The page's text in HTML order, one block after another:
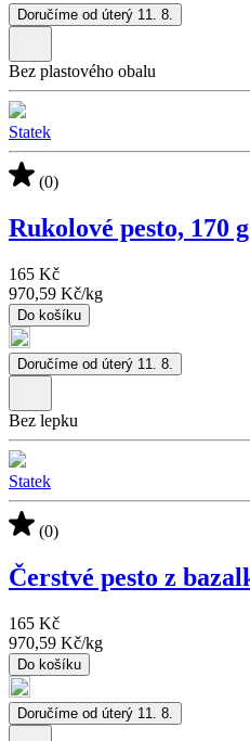
Doručíme od úterý 11. 8.
Bez plastového obalu
Statek
(0)
Rukolové pesto, 170 g
165 Kč
970,59 Kč/kg
Do košíku
Doručíme od úterý 11. 8.
Bez lepku
Statek
(0)
Čerstvé pesto z
165 Kč
970,59 Kč/kg
Do košíku
Doručíme od úterý 11. 8.